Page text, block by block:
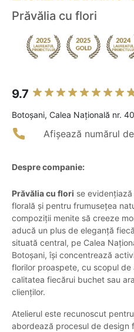
Prăvălia cu flori
9.7
Botoşani, Calea Națională nr. 40
Afișează numărul
Despre companie:
Prăvălia cu flori se
florală și pentru frumusețea
compoziții menite să creeze
aducă un plus de eleganță
situată central, pe Calea
Botoșani, își concentrează
florilor proaspete, cu scopul
calitatea fiecărui buchet sau
clienților.
Atelierul este recunoscut
abordează procesul de design